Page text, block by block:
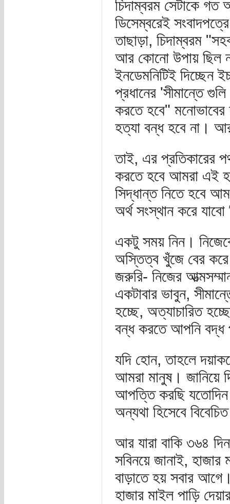
চিদাম্বরম সেটাকে গত
ডিসেম্বরেই
তাছাড়া, চিদাম্বরম
আর কোনো উপায় ছিল
ইনডেমনিটিই দিচ্ছেন
প্রধানের 'সীমান্তে
করতে হবে"
হত্যা বন্ধ হবে না।
তাই, এর প্রতিকারের
করতে হবে আমরা এই
সিদ্ধান্ত নিতে হবে
অর্থ সংস্থান করে যাবো
একটু সময় নিন।
অস্তিত্ব খুঁজে বের
জরুরি- নিজের
একটাবার ভাবুন,
হচ্ছে, অত্যাচারিত
বন্ধ করতে আপনি বদ্ধ
যদি হোন, তাহলে
আমরা মানুষ। জানিয়ে
আপত্তি করছি যতোদিন
অন্যথা হিসেবে
আর যারা বাকি ৩৬৪
সবিনয়ে জানাই, হাজার
বাড়াতে হয় সবার
হাজার মাইল পাড়ি